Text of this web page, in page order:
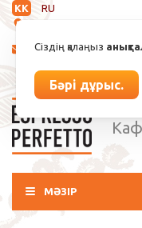
KK
RU
Сіздің қалаңыз
Бәрі дұрыс.
МӘЗІР